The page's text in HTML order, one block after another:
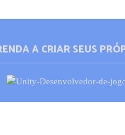
A CRIAR SEUS